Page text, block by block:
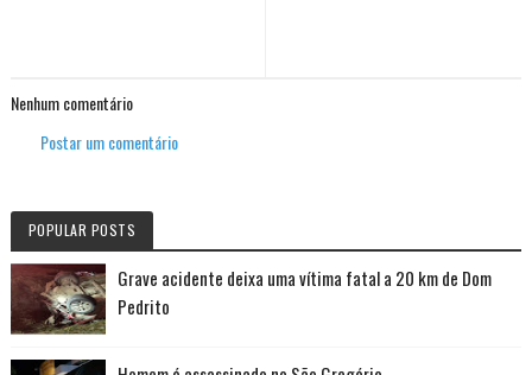
Nenhum comentário
Postar um comentário
POPULAR POSTS
Grave acidente deixa uma vítima fatal a 20 km de Dom
Pedrito